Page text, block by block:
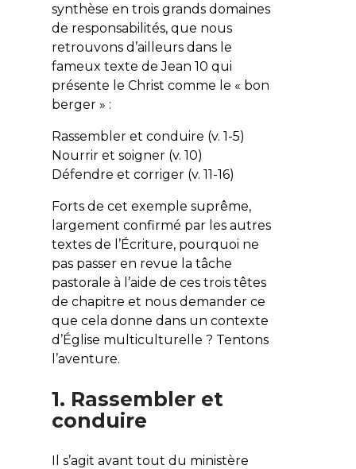
synthèse en trois grands domaines
de responsabilités, que nous
retrouvons d’ailleurs dans le
fameux texte de Jean 10 qui
présente le Christ comme le « bon
berger » :
Rassembler et conduire (v. 1-5)
Nourrir et soigner (v. 10)
Défendre et corriger (v. 11-16)
Forts de cet exemple suprême,
largement confirmé par les autres
textes de l’Écriture, pourquoi ne
pas passer en revue la tâche
pastorale à l’aide de ces trois têtes
de chapitre et nous demander ce
que cela donne dans un contexte
d’Église multiculturelle ? Tentons
l’aventure.
1. Rassembler et
conduire
Il s’agit avant tout du ministère